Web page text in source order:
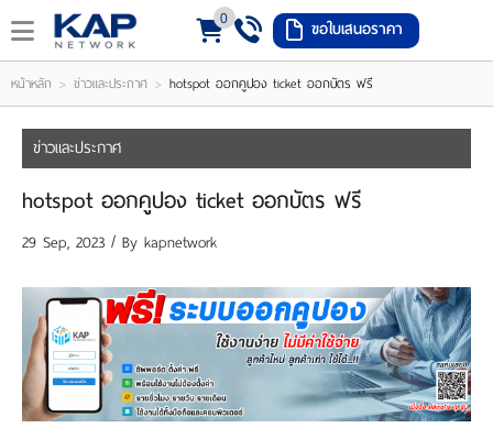
LOGIN
REGISTER
(
0
)
หน้า
หลัก
เมนู
สินค้า
0 ขอใบเสนอราคา
หน้าหลัก > ข่าวและประกาศ > hotspot ออกคูปอง ticket ออกบัตร ฟรี
ข่าวและประกาศ
hotspot ออกคูปอง ticket ออกบัตร ฟรี
29 Sep, 2023 / By kapnetwork